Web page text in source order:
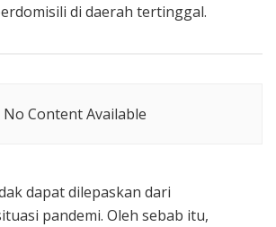
di daerah tertinggal.
No Content Available
dapat dilepaskan dari
pandemi. Oleh sebab itu,